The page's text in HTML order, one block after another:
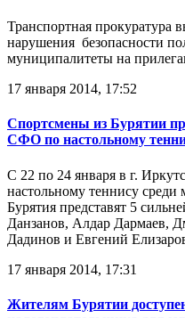
Транспортная прокуратура
нарушения безопасности
муниципалитеты на
17 января 2014, 17:52
Спортсмены из Бурятии
СФО по настольному
С 22 по 24 января в г.
настольному теннису
Бурятия представят 5
Данзанов, Алдар Дармаев,
Дадинов и Евгений
17 января 2014, 17:31
Жителям Бурятии